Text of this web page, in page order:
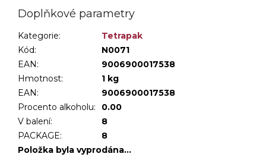
Doplňkové parametry
Kategorie:
Tetrapak
Kód:
N0071
EAN:
9006900017538
Hmotnost:
1 kg
EAN :
9006900017538
Procento alkoholu:
0.00
V balení:
8
PACKAGE:
8
Položka byla vyprodána…